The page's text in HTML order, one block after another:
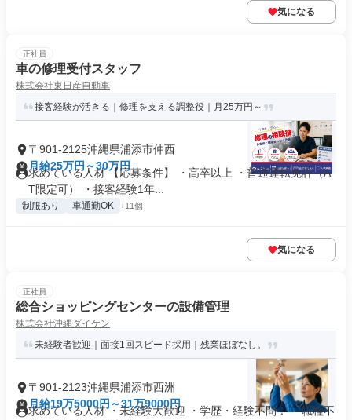
気になる
正社員
車の修理受付スタッフ
株式会社東日産自動車
接客経験が活きる｜修理を支える調整役｜月25万円～
〒901-2125沖縄県浦添市仲西
月給25万円～30万円
求めている人材 【応募条件】 ・高卒以上 ・普通運転免許（A
T限定可） ・接客経験1年...
制服あり 車通勤OK +11個
気になる
正社員
総合ショッピングセンターの設備管理
株式会社沖縄ダイケン
未経験者歓迎｜面接1回スピード採用｜残業ほぼなし。
〒901-2123沖縄県浦添市西洲
月給19万5000円～31万9000円
求めている人材 ・未経験大歓迎 ・学歴・経験不問！ ・職種不